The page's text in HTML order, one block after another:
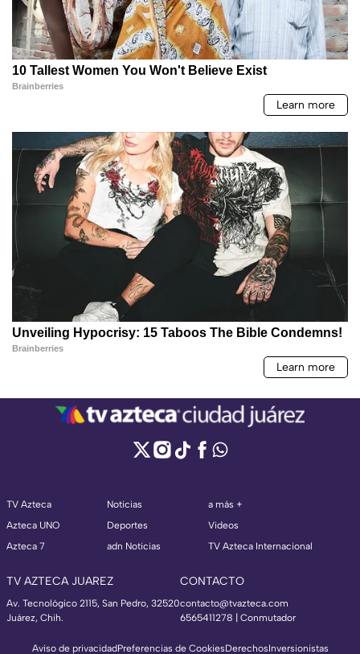
TV Azteca
Azteca UNO
Azteca 7
Noticias
Deportes
adn Noticias
a más +
Videos
TV Azteca Internacional
TV AZTECA JUAREZ
Av. Tecnológico 2115, San Pedro, 32520
Juárez, Chih.
CONTACTO
contacto@tvazteca.com
6565411278 | Conmutador
Aviso de privacidadPreferencias de CookiesDerechosInversionistas